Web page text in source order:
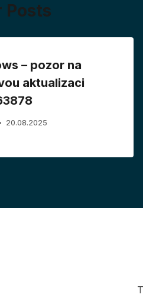
Posts
– pozor na
aktualizaci
20.08.2025